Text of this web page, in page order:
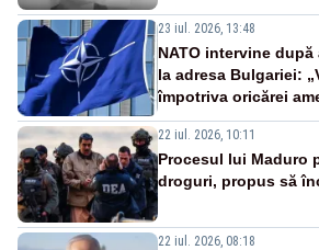
23 iul. 2026, 13:48
NATO intervine
la adresa Bulgariei:
împotriva oricărei
22 iul. 2026, 10:11
Procesul lui Maduro
droguri, propus să
22 iul. 2026, 08:18